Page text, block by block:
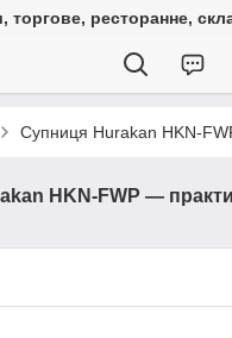
торгове, ресторанне,
Супниця Hurakan HKN-
HKN-FWP —